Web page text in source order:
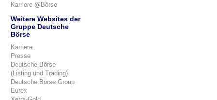
Karriere @Börse
Weitere Websites der
Gruppe Deutsche
Börse
Karriere
Presse
Deutsche Börse
(Listing und Trading)
Deutsche Börse Group
Eurex